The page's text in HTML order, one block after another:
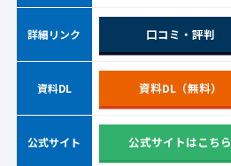
詳細リンク 口コミ・評判
資料DL 資料DL（無料）
公式サイト 公式サイトはこちら